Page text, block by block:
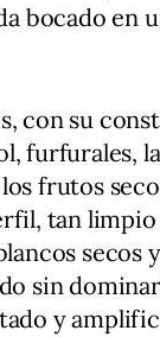
bocado en
con su
furfurales,
frutos
tan
secos
sin
y